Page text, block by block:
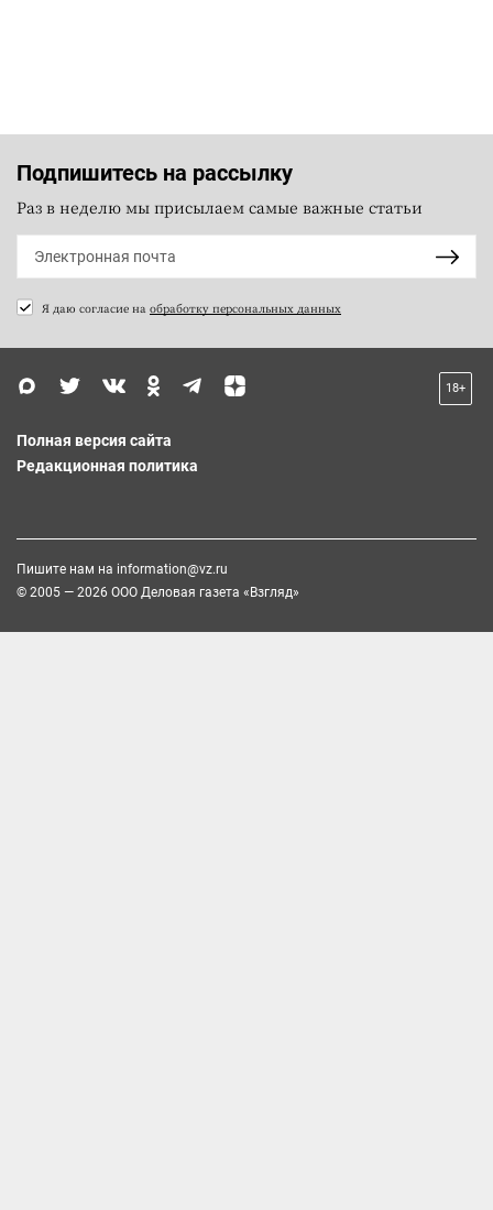
Подпишитесь на рассылку
Раз в неделю мы присылаем самые важные статьи
Я даю согласие на обработку персональных данных
18+
Полная версия сайта
Редакционная политика
Пишите нам на information@vz.ru
© 2005 — 2026 ООО Деловая газета «Взгляд»